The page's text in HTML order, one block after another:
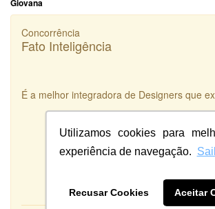
Utilizamos cookies para
experiência de navegação.
Recusar Cookies Aceitar
Giovana
Concorrência
Fato Inteligência
É a melhor integradora de Designers que